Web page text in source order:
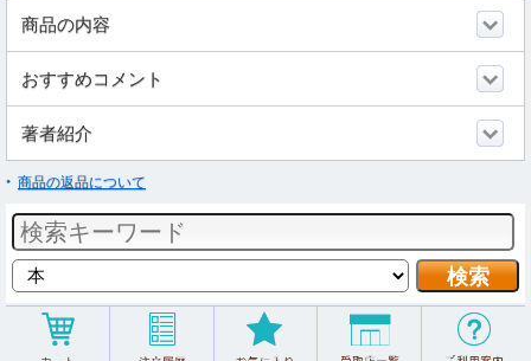
商品の内容
おすすめコメント
著者紹介
商品の返品について